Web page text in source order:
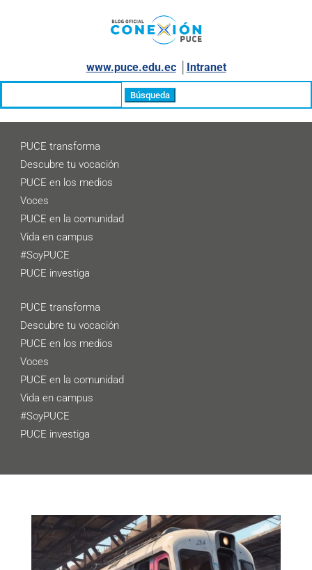
www.puce.edu.ec│ Intranet
PUCE transforma
Descubre tu vocación
PUCE en los medios
Voces
PUCE en la comunidad
Vida en campus
#SoyPUCE
PUCE investiga
PUCE transforma
Descubre tu vocación
PUCE en los medios
Voces
PUCE en la comunidad
Vida en campus
#SoyPUCE
PUCE investiga